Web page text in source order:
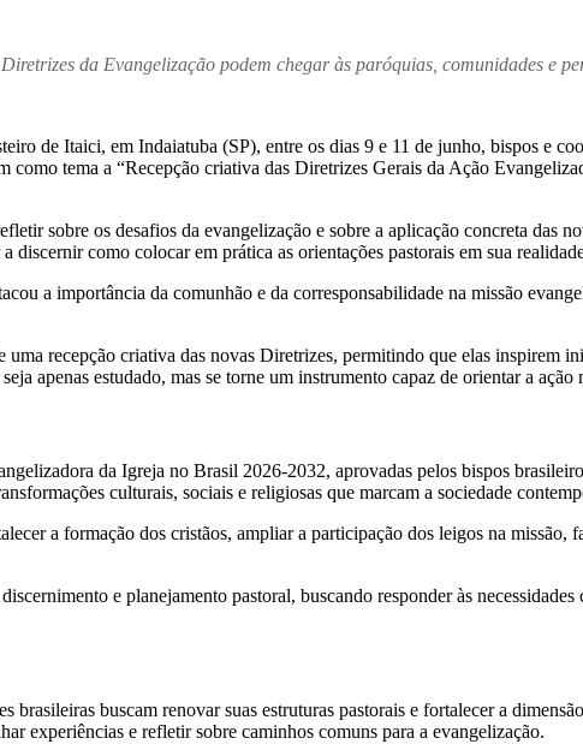
da Evangelização podem chegar às paróquias, comunidades e
de Itaici, em Indaiatuba (SP), entre os dias 9 e 11 de junho, bispos e
tema a “Recepção criativa das Diretrizes Gerais da Ação
sobre os desafios da evangelização e sobre a aplicação concreta das
como colocar em prática as orientações pastorais em sua
a importância da comunhão e da corresponsabilidade na missão
recepção criativa das novas Diretrizes, permitindo que elas inspirem
apenas estudado, mas se torne um instrumento capaz de orientar a
da Igreja no Brasil 2026-2032, aprovadas pelos bispos
culturais, sociais e religiosas que marcam a sociedade
a formação dos cristãos, ampliar a participação dos leigos na missão,
e planejamento pastoral, buscando responder às necessidades
buscam renovar suas estruturas pastorais e fortalecer a
experiências e refletir sobre caminhos comuns para a evangelização.